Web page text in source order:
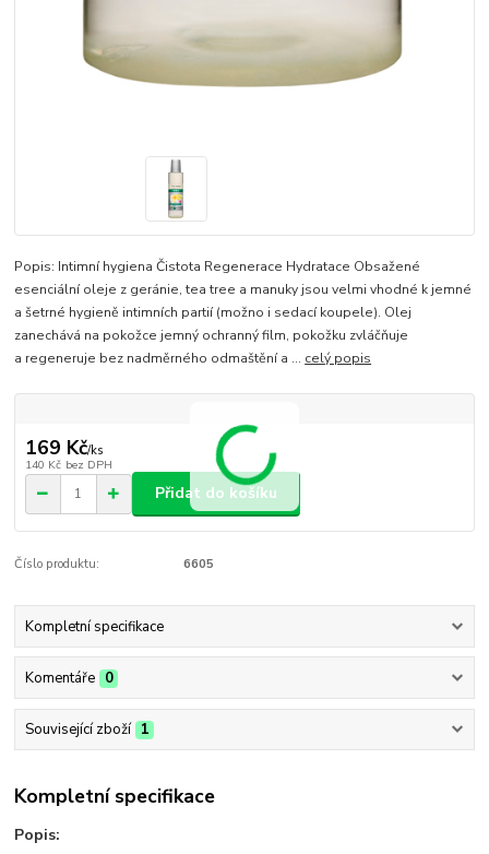
Popis: Intimní hygiena Čistota Regenerace Hydratace Obsažené
esenciální oleje z geránie, tea tree a manuky jsou velmi vhodné k jemné
a šetrné hygieně intimních partií (možno i sedací koupele). Olej
zanechává na pokožce jemný ochranný film, pokožku zvláčňuje
a regeneruje bez nadměrného odmaštění a ... celý popis
169 Kč/ks
140 Kč bez DPH
Přidat do košíku
Číslo produktu: 6605
Kompletní specifikace
Komentáře 0
Související zboží 1
Kompletní specifikace
Popis: